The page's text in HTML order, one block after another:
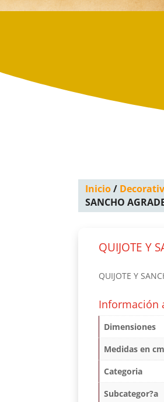
Inicio/
SANCHO
QUIJOTE Y
QUIJOTE Y
Información
Dimensiones
Medidas en cm
Categoria
Subcategor?a